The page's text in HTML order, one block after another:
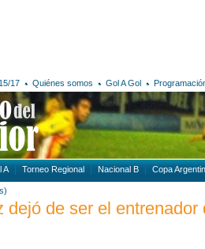
17 Quiénes somos Gol A Gol
A Torneo Regional Nacional B Copa
dejó de ser el entrenador